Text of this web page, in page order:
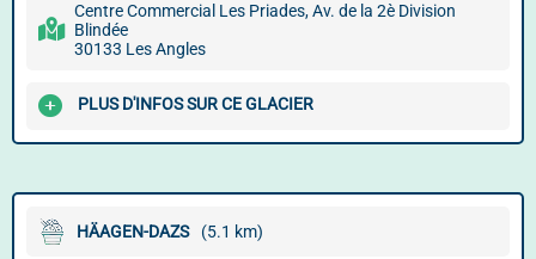
Centre Commercial Les Priades, Av. de la 2è Division
Blindée
30133 Les Angles
PLUS D'INFOS SUR CE GLACIER
HÄAGEN-DAZS (5.1 km)